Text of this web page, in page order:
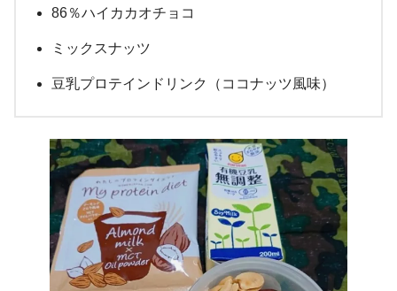
86％ハイカカオチョコ
ミックスナッツ
豆乳プロテインドリンク（ココナッツ風味）